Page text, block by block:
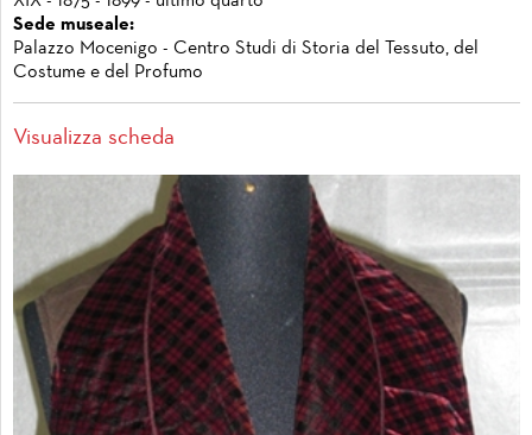
Sede museale:
Palazzo Mocenigo - Centro Studi di Storia del Tessuto, del
Costume e del Profumo
Visualizza scheda